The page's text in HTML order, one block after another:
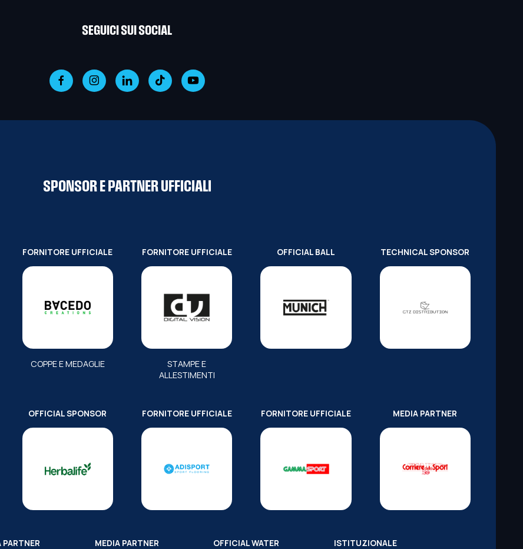
SEGUICI SUI SOCIAL
SPONSOR E PARTNER UFFICIALI
FORNITORE UFFICIALE
COPPE E MEDAGLIE
FORNITORE UFFICIALE
STAMPE E
ALLESTIMENTI
OFFICIAL BALL TECHNICAL SPONSOR
OFFICIAL SPONSOR FORNITORE UFFICIALE FORNITORE UFFICIALE MEDIA PARTNER
PARTNER MEDIA PARTNER OFFICIAL WATER ISTITUZIONALE